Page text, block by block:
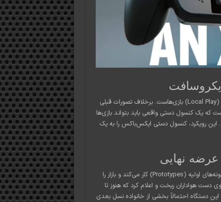
یکی از مهم‌ترین نکات در اظهارات فیل اسپنسر، تاکید او بر «اجرای بومی» (Local Play) بازی‌هاست. برخلاف تصورات قبلی
که یک کنسول دستی واقعی باید بتواند بازی‌ها
این رویکرد، کنسول دستی ایکس‌باکس را به یک
عرضه نهایی
طبق گفته‌های مدیر ایکس‌باکس، تیم سخت‌افزاری در حال حاضر روی نمونه‌های اولیه (Prototypes) کار می‌کند و بازار را
دست هواداران ریخت و اعلام کرد که هنوز تا
دستگاه احتمالاً بخشی از خانواده نسل بعدی